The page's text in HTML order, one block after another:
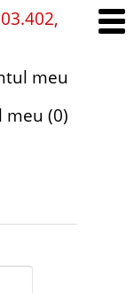
meu
meu (0)